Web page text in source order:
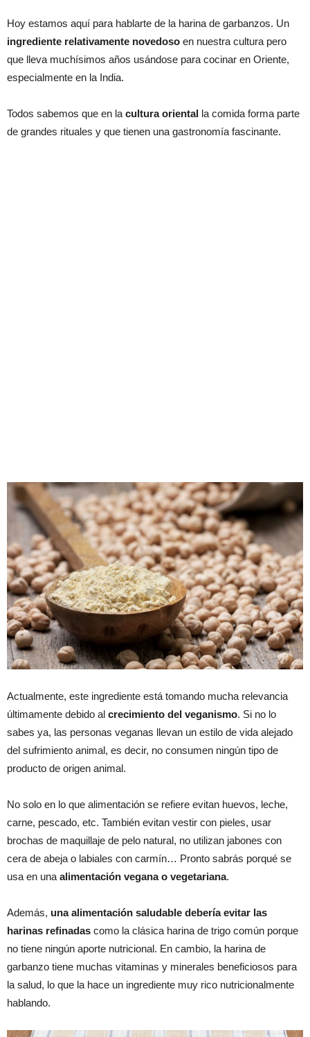
Hoy estamos aquí para hablarte de la harina de garbanzos. Un
ingrediente relativamente novedoso en nuestra cultura pero
que lleva muchísimos años usándose para cocinar en Oriente,
especialmente en la India.
Todos sabemos que en la cultura oriental la comida forma parte
de grandes rituales y que tienen una gastronomía fascinante.
Actualmente, este ingrediente está tomando mucha relevancia
últimamente debido al crecimiento del veganismo. Si no lo
sabes ya, las personas veganas llevan un estilo de vida alejado
del sufrimiento animal, es decir, no consumen ningún tipo de
producto de origen animal.
No solo en lo que alimentación se refiere evitan huevos, leche,
carne, pescado, etc. También evitan vestir con pieles, usar
brochas de maquillaje de pelo natural, no utilizan jabones con
cera de abeja o labiales con carmín… Pronto sabrás porqué se
usa en una alimentación vegana o vegetariana.
Además, una alimentación saludable debería evitar las
harinas refinadas como la clásica harina de trigo común porque
no tiene ningún aporte nutricional. En cambio, la harina de
garbanzo tiene muchas vitaminas y minerales beneficiosos para
la salud, lo que la hace un ingrediente muy rico nutricionalmente
hablando.